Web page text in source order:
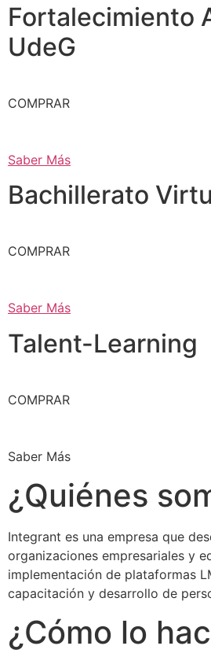
Fortalecimiento
UdeG
COMPRAR
Saber Más
Bachillerato
COMPRAR
Saber Más
Talent-Learning
COMPRAR
Saber Más
¿Quiénes
Integrant es una empresa que
organizaciones empresariales y
implementación de plataformas
capacitación y desarrollo de
¿Cómo lo